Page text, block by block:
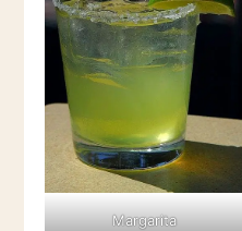
Margarita